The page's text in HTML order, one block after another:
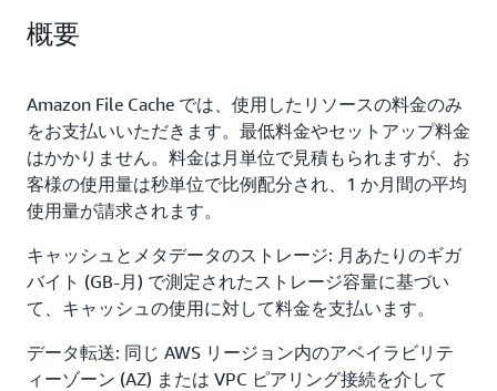
概要
Amazon File Cache では、使用したリソースの料金のみ
をお支払いいただきます。最低料金やセットアップ料金
はかかりません。料金は月単位で見積もられますが、お
客様の使用量は秒単位で比例配分され、1 か月間の平均
使用量が請求されます。
キャッシュとメタデータのストレージ: 月あたりのギガ
バイト (GB-月) で測定されたストレージ容量に基づい
て、キャッシュの使用に対して料金を支払います。
データ転送: 同じ AWS リージョン内のアベイラビリテ
ィーゾーン (AZ) または VPC ピアリング接続を介して